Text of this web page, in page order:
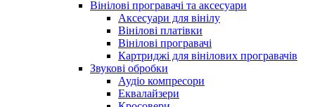
Вінілові програвачі та аксесуари
Аксесуари для вінілу
Вінілові платівки
Вінілові програвачі
Картриджі для вінілових програвачів
Звукові обробки
Аудіо компресори
Еквалайзери